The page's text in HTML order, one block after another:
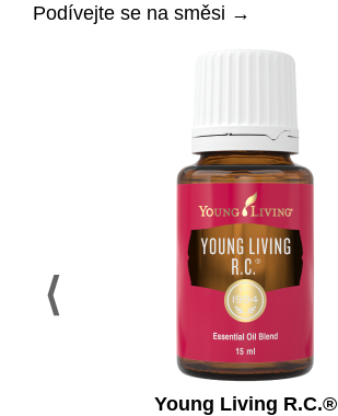
Podívejte se na směsi →
Young Living R.C.®